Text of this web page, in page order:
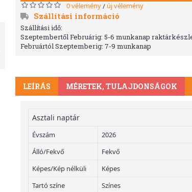
0 vélemény/ új vélemény
Szállítási információ
Szállítási idő:
Szeptembertől Februárig: 5-6 munkanap
Februártól Szeptemberig: 7-9 munkanap
LEÍRÁS MÉRETEK, TULAJDONSÁGOK
Asztali naptár
Évszám
2026
Álló/Fekvő
Fekvő
Képes/Kép nélküli
Képes
Tartó színe
Színes